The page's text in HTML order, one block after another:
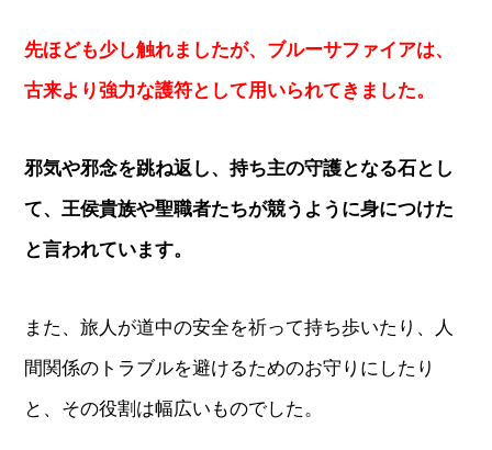
先ほども少し触れましたが、ブルーサファイアは、
古来より強力な護符として用いられてきました。
邪気や邪念を跳ね返し、持ち主の守護となる石とし
て、王侯貴族や聖職者たちが競うように身につけた
と言われています。
また、旅人が道中の安全を祈って持ち歩いたり、人
間関係のトラブルを避けるためのお守りにしたり
と、その役割は幅広いものでした。